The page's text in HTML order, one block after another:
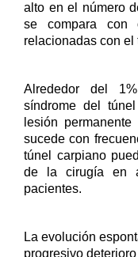
alto en el número
se compara con
relacionadas con el
Alrededor del
síndrome del
lesión
sucede con
túnel carpiano
de la cirugía en
pacientes.
La evolución
progresivo